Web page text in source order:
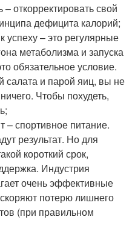
откорректировать свой
дефицита калорий;
успеху – это регулярные
метаболизма и запуска
обязательное условие.
салата и парой яиц, вы не
Чтобы похудеть,
– спортивное питание.
результат. Но для
короткий срок,
Индустрия
очень эффективные
потерю лишнего
(при правильном